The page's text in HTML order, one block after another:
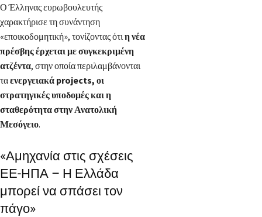
Ο Έλληνας ευρωβουλευτής
χαρακτήρισε τη συνάντηση
«εποικοδομητική», τονίζοντας ότιη νέα
πρέσβης έρχεται με συγκεκριμένη
ατζέντα, στην οποία περιλαμβάνονται
ταενεργειακά projects, οι
στρατηγικές υποδομές και η
σταθερότητα στην Ανατολική
Μεσόγειο.
«Αμηχανία στις σχέσεις
ΕΕ-ΗΠΑ – Η Ελλάδα
μπορεί να σπάσει τον
πάγο»